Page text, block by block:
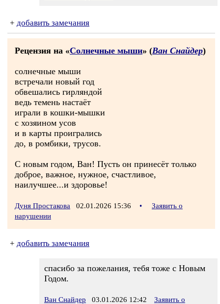
+ добавить замечания
Рецензия на «Солнечные мыши» (Ван Снайдер)
солнечные мыши
встречали новый год
обвешались гирляндой
ведь темень настаёт
играли в кошки-мышки
с хозяином усов
и в карты проигрались
до, в ромбики, трусов.
С новым годом, Ван! Пусть он принесёт только
доброе, важное, нужное, счастливое,
наилучшее...и здоровье!
Дуня Простакова 02.01.2026 15:36 •
Заявить о
нарушении
+ добавить замечания
спасибо за пожелания, тебя тоже с Новым
Годом.
Ван Снайдер 03.01.2026 12:42
Заявить о